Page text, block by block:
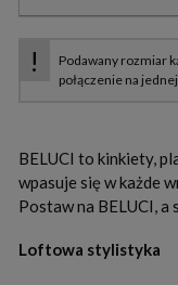
BELUCI to kinkiety,
wpasuje się w każde
Postaw na BELUCI, a
Loftowa stylistyka